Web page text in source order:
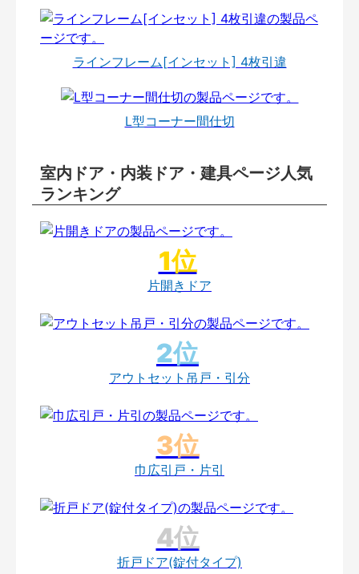
ラインフレーム[インセット] 4枚引違
L型コーナー間仕切
室内ドア・内装ドア・建具ページ人気
ランキング
片開きドア
アウトセット吊戸・引分
巾広引戸・片引
折戸ドア(錠付タイプ)